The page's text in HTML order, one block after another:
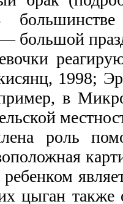
большой
1998;
в
роль
цыган